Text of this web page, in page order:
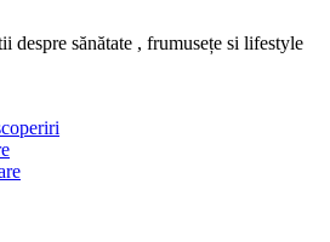
despre sănătate , frumusețe si lifestyle